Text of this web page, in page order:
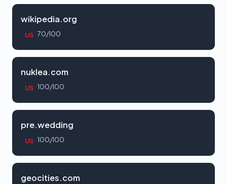
wikipedia.org
US 70/100
nuklea.com
US 100/100
pre.wedding
US 100/100
geocities.com